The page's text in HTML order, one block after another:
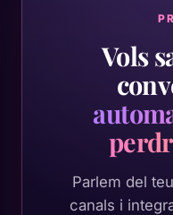
Vols
Parlem del
canals i